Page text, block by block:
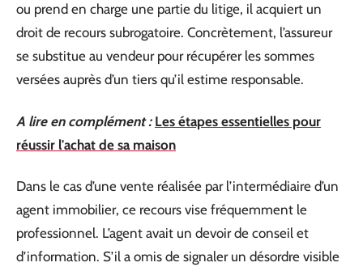
ou prend en charge une partie du litige, il acquiert un
droit de recours subrogatoire. Concrètement, l’assureur
se substitue au vendeur pour récupérer les sommes
versées auprès d’un tiers qu’il estime responsable.
A lire en complément : Les étapes essentielles pour
réussir l'achat de sa maison
Dans le cas d’une vente réalisée par l’intermédiaire d’un
agent immobilier, ce recours vise fréquemment le
professionnel. L’agent avait un devoir de conseil et
d’information. S’il a omis de signaler un désordre visible